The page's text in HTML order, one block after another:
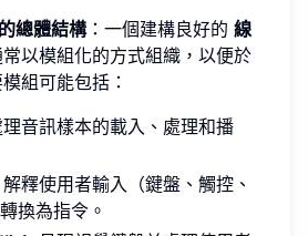
總體結構：一個建構良好的 線
以模組化的方式組織，以便於
組可能包括：
理音訊樣本的載入、處理和播
解釋使用者輸入（鍵盤、觸控、
換為指令。